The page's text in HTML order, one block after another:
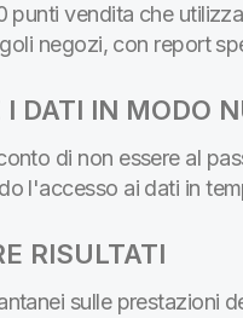
punti vendita che
negozi, con report
I DATI IN MODO
di non essere al
l'accesso ai dati in
RISULTATI
sulle prestazioni